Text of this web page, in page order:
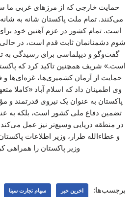
حمایت خارجی که از مرزهای غربی ما
می‌کنند. تمام ملت پاکستان شانه به
است. تمام کشور در عزم آهنین خود
شوم دشمنانمان ثابت قدم است، در حالی
گفت‌وگو و دیپلماسی برای رسیدگی به
است.» شریف همچنین تاکید کرد که
حمایت از آرمان کشمیری‌ها،
وی اطمینان داد که اسلام آباد «کاملا
پاکستان به عنوان یک نیروی قدرتمند و
تضمین دفاع ملی کشور است، بلکه به
در منطقه دریایی وسیع‌تر نیز عمل
و عطاءالله طرار، وزیر اطلاعات
وزیر پاکستان را همراهی
برچسب‌ها: اخرین خبر سهام تجارت سینا